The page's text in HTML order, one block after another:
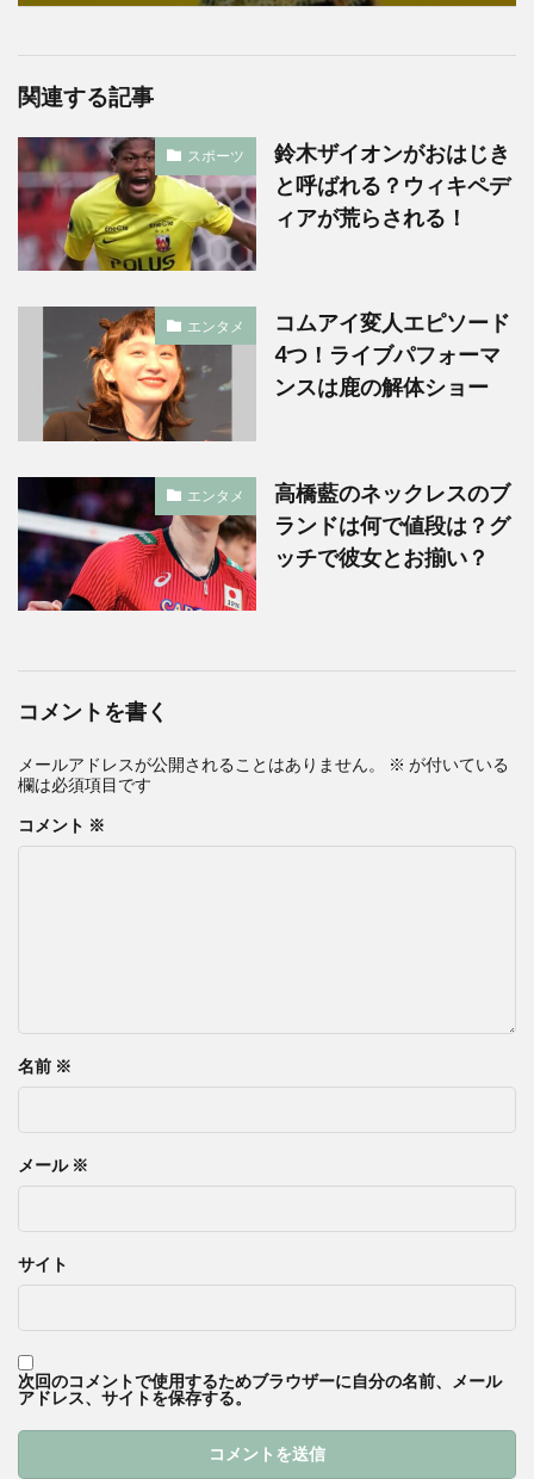
関連する記事
スポーツ
鈴木ザイオンがおはじき
と呼ばれる？ウィキペデ
ィアが荒らされる！
エンタメ
コムアイ変人エピソード
4つ！ライブパフォーマ
ンスは鹿の解体ショー
エンタメ
高橋藍のネックレスのブ
ランドは何で値段は？グ
ッチで彼女とお揃い？
コメントを書く
メールアドレスが公開されることはありません。 ※ が付いている
欄は必須項目です
コメント ※
名前 ※
メール ※
サイト
次回のコメントで使用するためブラウザーに自分の名前、メール
アドレス、サイトを保存する。